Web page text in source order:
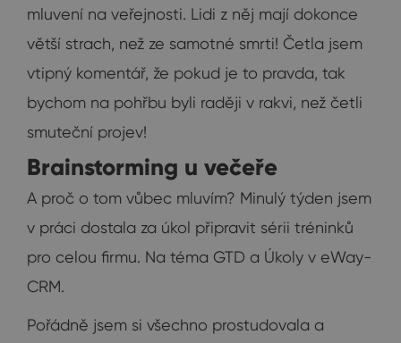
mluvení na veřejnosti. Lidi z něj mají dokonce
větší strach, než ze samotné smrti! Četla jsem
vtipný komentář, že pokud je to pravda, tak
bychom na pohřbu byli raději v rakvi, než četli
smuteční projev!
Brainstorming u večeře
A proč o tom vůbec mluvím? Minulý týden jsem
v práci dostala za úkol připravit sérii tréninků
pro celou firmu. Na téma GTD a Úkoly v eWay-
CRM.
Pořádně jsem si všechno prostudovala a